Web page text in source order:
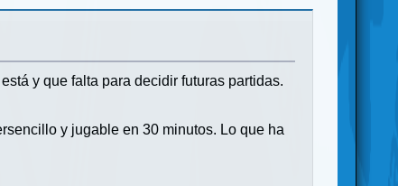
y que falta para decidir futuras partidas.
y jugable en 30 minutos. Lo que ha